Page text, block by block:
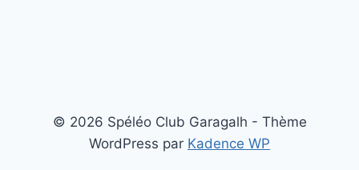
© 2026 Spéléo Club Garagalh - Thème
WordPress par Kadence WP